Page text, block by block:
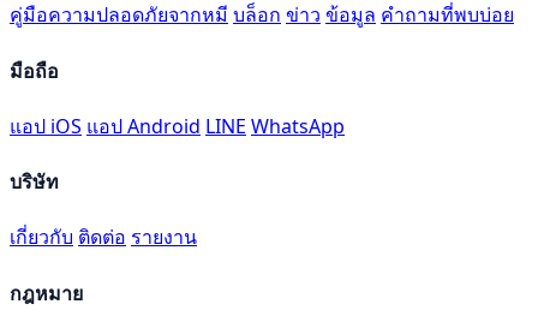
คู่มือความปลอดภัยจากหมี บล็อก ข่าว ข้อมูล คำถามที่พบบ่อย
มือถือ
แอป iOS แอป Android LINE WhatsApp
บริษัท
เกี่ยวกับ ติดต่อ รายงาน
กฎหมาย